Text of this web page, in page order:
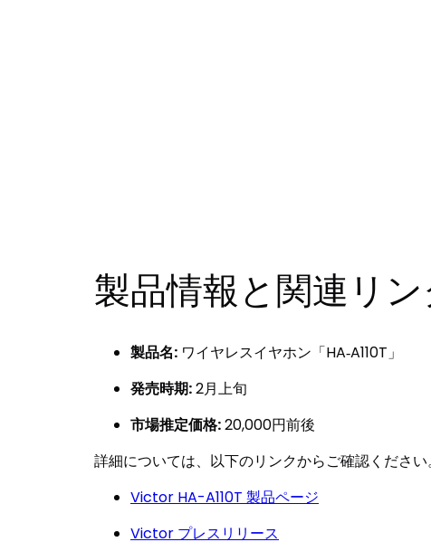
製品情報と関連リン
製品名: ワイヤレスイヤホン「HA‐A110T」
発売時期:2月上旬
市場推定価格:20,000円前後
詳細については、以下のリンクからご確認ください。
Victor HA-A110T 製品ページ
Victor プレスリリース